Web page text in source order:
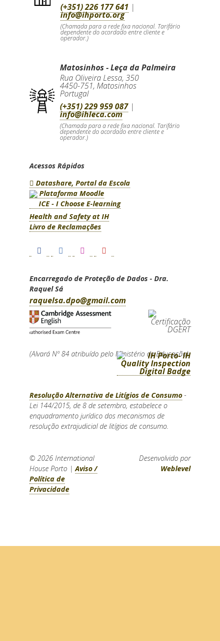
(+351) 226 177 641 |
info@ihporto.org
(Chamada para a rede fixa nacional. Tarifário
dependente do acordado entre cliente e
operador.)
Matosinhos - Leça da Palmeira
Rua Oliveira Lessa, 350
4450-751,Matosinhos
Portugal
(+351) 229 959 087|
info@ihleca.com
(Chamada para a rede fixa nacional. Tarifário
dependente do acordado entre cliente e
operador.)
Acessos Rápidos
Datashare, Portal da Escola
Plataforma Moodle
ICE - I Choose E-learning
Health and Safety at IH
Livro de Reclamações
Encarregado de Proteção de Dados - Dra.
Raquel Sá
raquelsa.dpo@gmail.com
(Alvará Nº 84 atribuído pelo Ministério de Educação)
Resolução Alternativa de Litígios de Consumo-
Lei 144/2015, de 8 de setembro, estabelece o
enquadramento jurídico dos mecanismos de
resolução extrajudicial de litígios de consumo.
© 2026 International
House Porto|Aviso /
Política de
Privacidade
Desenvolvido por
Weblevel